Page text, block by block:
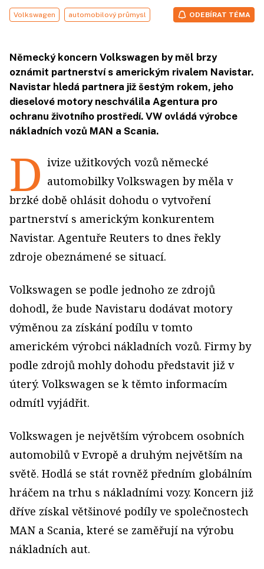
Volkswagen automobilový průmysl ODEBÍRAT TÉMA
Německý koncern Volkswagen by měl brzy
oznámit partnerství s americkým rivalem Navistar.
Navistar hledá partnera již šestým rokem, jeho
dieselové motory neschválila Agentura pro
ochranu životního prostředí. VW ovládá výrobce
nákladních vozů MAN a Scania.
D ivize užitkových vozů německé
automobilky Volkswagen by měla v
brzké době ohlásit dohodu o vytvoření
partnerství s americkým konkurentem
Navistar. Agentuře Reuters to dnes řekly
zdroje obeznámené se situací.
Volkswagen se podle jednoho ze zdrojů
dohodl, že bude Navistaru dodávat motory
výměnou za získání podílu v tomto
americkém výrobci nákladních vozů. Firmy by
podle zdrojů mohly dohodu představit již v
úterý. Volkswagen se k těmto informacím
odmítl vyjádřit.
Volkswagen je největším výrobcem osobních
automobilů v Evropě a druhým největším na
světě. Hodlá se stát rovněž předním globálním
hráčem na trhu s nákladními vozy. Koncern již
dříve získal většinové podíly ve společnostech
MAN a Scania, které se zaměřují na výrobu
nákladních aut.